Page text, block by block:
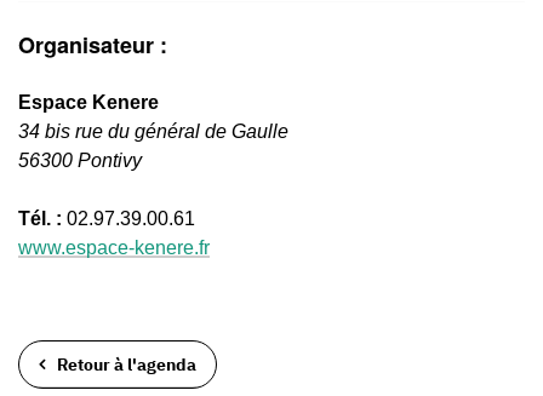
Organisateur :
Espace Kenere
34 bis rue du général de Gaulle
56300 Pontivy
Tél. : 02.97.39.00.61
www.espace-kenere.fr
Retour à l'agenda